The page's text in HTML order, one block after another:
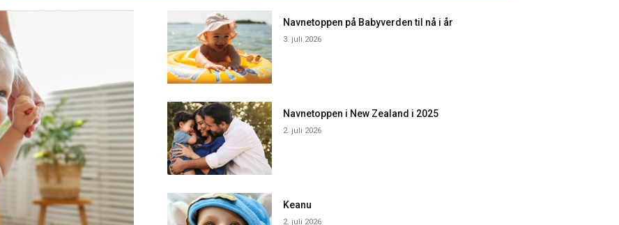
Navnetoppen på Babyverden til nå i år
3. juli 2026
Navnetoppen i New Zealand i 2025
2. juli 2026
Keanu
2. juli 2026